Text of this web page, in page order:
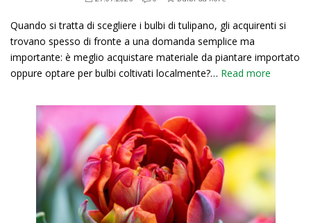
Quando si tratta di scegliere i bulbi di tulipano, gli acquirenti si
trovano spesso di fronte a una domanda semplice ma
importante: è meglio acquistare materiale da piantare importato
oppure optare per bulbi coltivati localmente?… Read more